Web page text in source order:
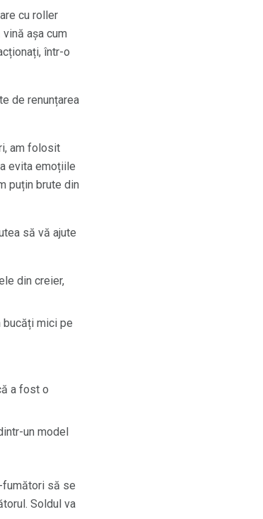
cu roller
așa cum
într-o
de renunțarea
am folosit
evita emoțiile
puțin brute din
să vă ajute
din creier,
mici pe
a fost o
un model
fumători să se
Soldul va